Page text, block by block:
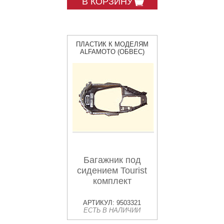
ПЛАСТИК К МОДЕЛЯМ
ALFAMOTO (ОБВЕС)
Багажник под
сидением Tourist
комплект
АРТИКУЛ: 9503321
ЕСТЬ В НАЛИЧИИ